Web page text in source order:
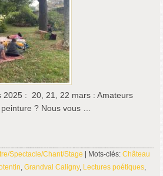
2025 : 20, 21, 22 mars : Amateurs
? Nous vous …
Spectacle/Chant/Stage | Mots-clés: Château
, Grandval Caligny, Lectures poétiques,